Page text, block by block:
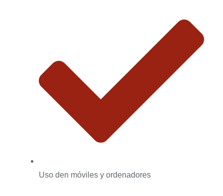
Uso den móviles y ordenadores